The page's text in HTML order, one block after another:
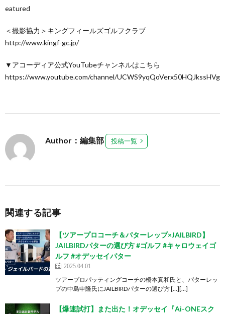
eatured
＜撮影協力＞キングフィールズゴルフクラブ
http://www.kingf-gc.jp/
▼アコーディア公式YouTubeチャンネルはこちら
https://www.youtube.com/channel/UCWS9yqQoVerx50HQJkssHVg
Author：編集部 投稿一覧
関連する記事
【ツアープロコーチ＆パターレップ×JAILBIRD】
JAILBIRDパターの選び方 #ゴルフ #キャロウェイゴ
ルフ #オデッセイパター
2025.04.01
ツアープロパッティングコーチの橋本真和氏と、パターレッ
プの中島申隆氏にJAILBIRDパターの選び方 […][…]
【爆速試打】また出た！オデッセイ『Ai-ONEスク